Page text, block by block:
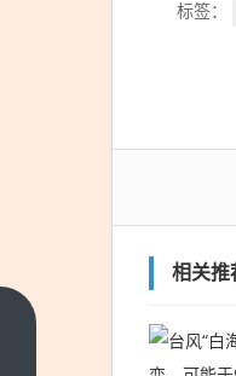
标签：
相关推